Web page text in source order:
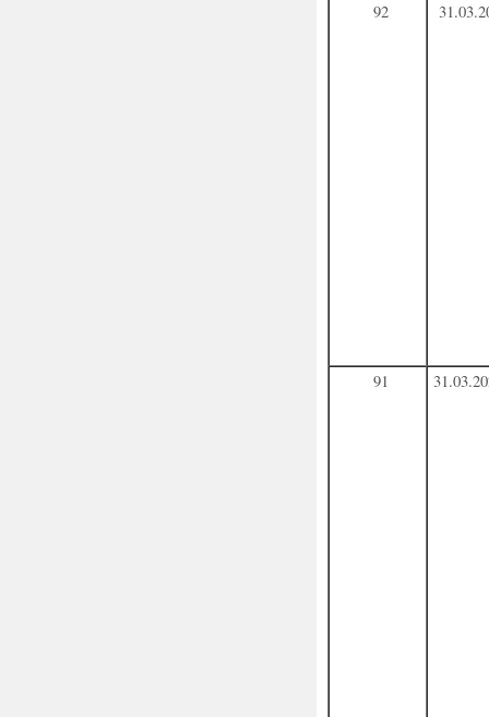
92
91